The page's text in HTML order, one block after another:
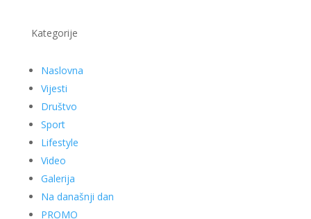
Kategorije
Naslovna
Vijesti
Društvo
Sport
Lifestyle
Video
Galerija
Na današnji dan
PROMO